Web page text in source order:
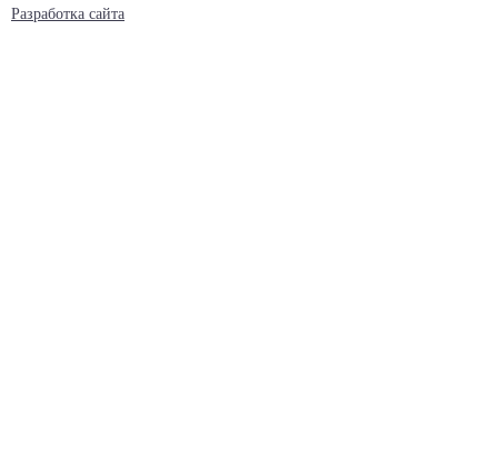
Разработка сайта